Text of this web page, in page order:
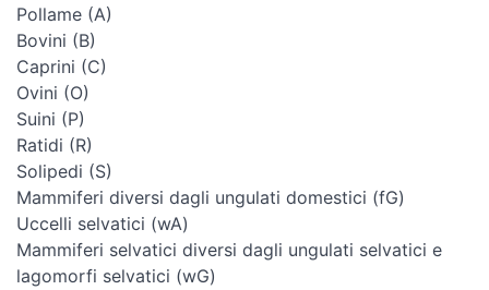
Pollame (A)
Bovini (B)
Caprini (C)
Ovini (O)
Suini (P)
Ratidi (R)
Solipedi (S)
Mammiferi diversi dagli ungulati domestici (fG)
Uccelli selvatici (wA)
Mammiferi selvatici diversi dagli ungulati selvatici e
lagomorfi selvatici (wG)